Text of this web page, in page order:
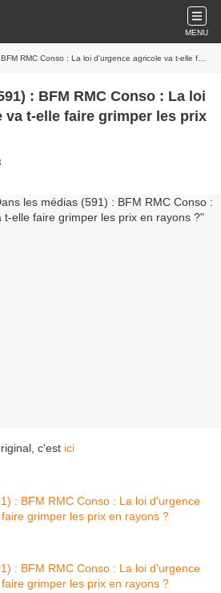
MENU
: La loi d'urgence agricole va t-elle faire grimper les prix en rayons ?
: BFM RMC Conso : La loi
va t-elle faire grimper les prix
c'est ici